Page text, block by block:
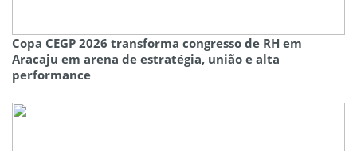
Copa CEGP 2026 transforma congresso de RH em
Aracaju em arena de estratégia, união e alta
performance